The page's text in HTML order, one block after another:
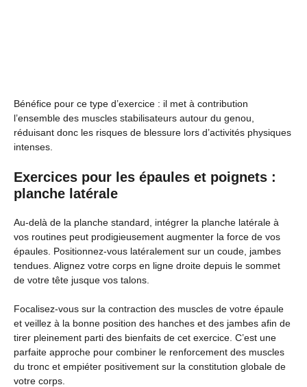
Bénéfice pour ce type d’exercice : il met à contribution
l’ensemble des muscles stabilisateurs autour du genou,
réduisant donc les risques de blessure lors d’activités physiques
intenses.
Exercices pour les épaules et poignets :
planche latérale
Au-delà de la planche standard, intégrer la planche latérale à
vos routines peut prodigieusement augmenter la force de vos
épaules. Positionnez-vous latéralement sur un coude, jambes
tendues. Alignez votre corps en ligne droite depuis le sommet
de votre tête jusque vos talons.
Focalisez-vous sur la contraction des muscles de votre épaule
et veillez à la bonne position des hanches et des jambes afin de
tirer pleinement parti des bienfaits de cet exercice. C’est une
parfaite approche pour combiner le renforcement des muscles
du tronc et empiéter positivement sur la constitution globale de
votre corps.